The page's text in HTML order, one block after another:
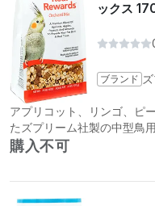
ックス
ブランド
アプリコット、リンゴ、ピ
たズプリーム社製の中型鳥
購入不可